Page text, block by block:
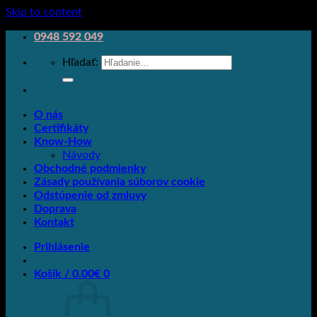
Skip to content
0948 592 049
Hľadať:
O nás
Certifikáty
Know-How
Návody
Obchodné podmienky
Zásady používania súborov cookie
Odstúpenie od zmluvy
Doprava
Kontakt
Prihlásenie
Košík / 0.00€ 0